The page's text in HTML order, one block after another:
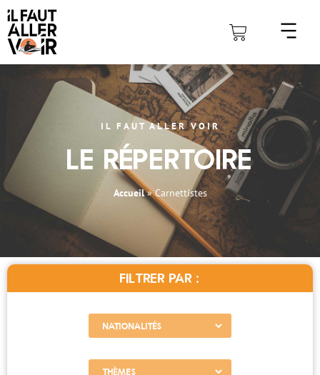
IL FAUT ALLER VOIR
Le répertoire
Accueil»Carnettistes
Filtrer par :